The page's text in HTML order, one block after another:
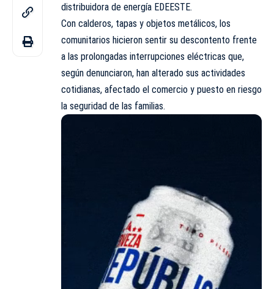
distribuidora de energía EDEESTE.
Con calderos, tapas y objetos metálicos, los
comunitarios hicieron sentir su descontento frente
a las prolongadas interrupciones eléctricas que,
según denunciaron, han alterado sus actividades
cotidianas, afectado el comercio y puesto en riesgo
la seguridad de las familias.